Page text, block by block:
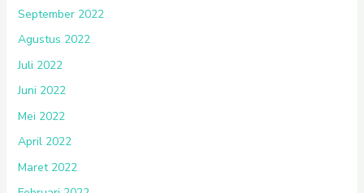
September 2022
Agustus 2022
Juli 2022
Juni 2022
Mei 2022
April 2022
Maret 2022